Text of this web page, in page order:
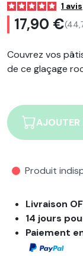
1 avis
17,90 €
Couvrez vos
de ce glaçage
AJOUTER
Produit
Livraison
14 jours
Paiement